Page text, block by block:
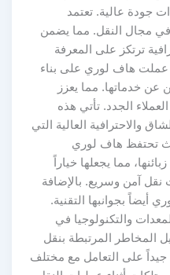
جودة عالية. تعتمد
مجال النقل. مما يضمن
ترتكز على المعرفة
عملت هاف لوري على بناء
عن خدماتها. مما يعزز
الجدد. تأتي هذه
والاحترافية العالية التي
تحتفظ هاف لوري
مما يجعلها خياراً
آمن وسريع. بالإضافة
أيضاً بجوانبها التقنية.
والتكنولوجيا في
المخاطر المرتبطة بنقل
جيداً على التعامل مع مختلف